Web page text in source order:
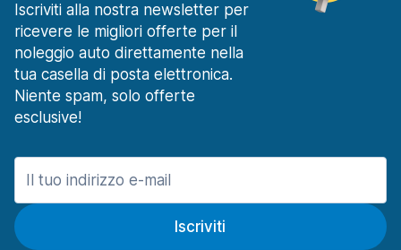
Iscriviti alla nostra newsletter per
ricevere le migliori offerte per il
noleggio auto direttamente nella
tua casella di posta elettronica.
Niente spam, solo offerte
esclusive!
Iscriviti